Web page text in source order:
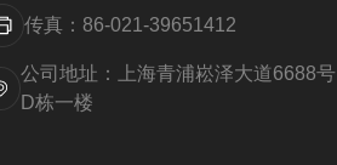
传真：86-021-39651412
公司地址：上海青浦崧泽大道6688号
D栋一楼